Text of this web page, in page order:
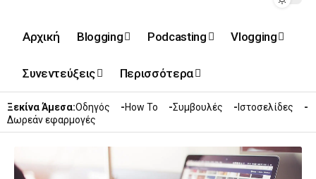
Αρχική Blogging Podcasting Vlogging
Συνεντεύξεις Περισσότερα
Ξεκίνα Άμεσα:Οδηγός How To Συμβουλές
Ιστοσελίδες
Δωρεάν εφαρμογές